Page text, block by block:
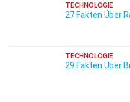
TECHNOLOGIE
27 Fakten Über
TECHNOLOGIE
29 Fakten Über